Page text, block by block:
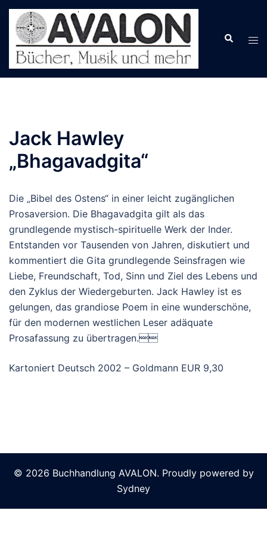
Zum
Inhalt
springen
Jack Hawley
„Bhagavadgita“
Die „Bibel des Ostens“ in einer leicht zugänglichen
Prosaversion. Die Bhagavadgita gilt als das
grundlegende mystisch-spirituelle Werk der Inder.
Entstanden vor Tausenden von Jahren, diskutiert und
kommentiert die Gita grundlegende Seinsfragen wie
Liebe, Freundschaft, Tod, Sinn und Ziel des Lebens und
den Zyklus der Wiedergeburten. Jack Hawley ist es
gelungen, das grandiose Poem in eine wunderschöne,
für den modernen westlichen Leser adäquate
Prosafassung zu übertragen.
Kartoniert Deutsch 2002 – Goldmann EUR 9,30
© 2026 Buchhandlung AVALON. Proudly powered by
Sydney